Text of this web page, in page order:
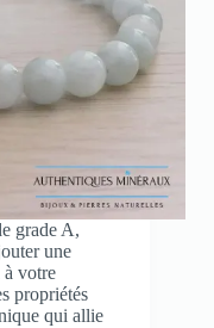
grade A,
une
à votre
propriétés
qui allie